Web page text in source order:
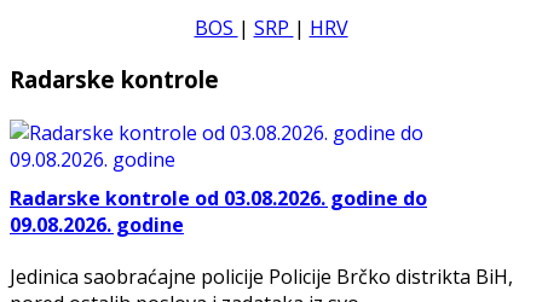
BOS | SRP | HRV
Radarske kontrole
Radarske kontrole od 03.08.2026. godine do
09.08.2026. godine
Jedinica saobraćajne policije Policije Brčko distrikta BiH,